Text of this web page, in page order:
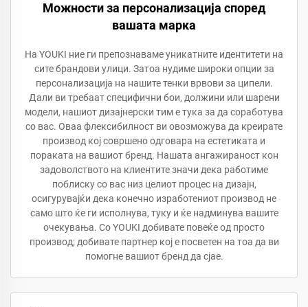
Можности за персонализација според
вашата марка
На YOUKI ние ги препознаваме уникатните идентитети на
сите брандови улици. Затоа нудиме широки опции за
персонализација на нашите тенки врвови за ципели.
Дали ви требаат специфични бои, должини или шарени
модели, нашиот дизајнерски тим е тука за да соработува
со вас. Оваа флексибилност ви овозможува да креирате
производ кој совршено одговара на естетиката и
пораката на вашиот бренд. Нашата ангажираност кон
задоволството на клиентите значи дека работиме
поблиску со вас низ целиот процес на дизајн,
осигурувајќи дека конечно изработениот производ не
само што ќе ги исполнува, туку и ќе надминува вашите
очекувања. Со YOUKI добивате повеќе од просто
производ; добивате партнер кој е посветен на тоа да ви
помогне вашиот бренд да сјае.